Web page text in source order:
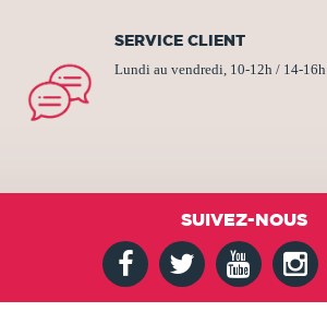
SERVICE CLIENT
Lundi au vendredi, 10-12h / 14-16h
SUIVEZ-NOUS